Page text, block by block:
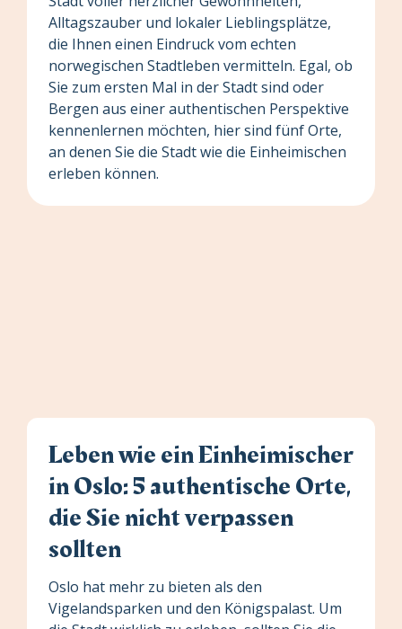
Alltagszauber und lokaler Lieblingsplätze,
die Ihnen einen Eindruck vom echten
norwegischen Stadtleben vermitteln. Egal, ob
Sie zum ersten Mal in der Stadt sind oder
Bergen aus einer authentischen Perspektive
kennenlernen möchten, hier sind fünf Orte,
an denen Sie die Stadt wie die Einheimischen
erleben können.
Leben wie ein Einheimischer
in Oslo: 5 authentische Orte,
die Sie nicht verpassen
sollten
Oslo hat mehr zu bieten als den
Vigelandsparken und den Königspalast. Um